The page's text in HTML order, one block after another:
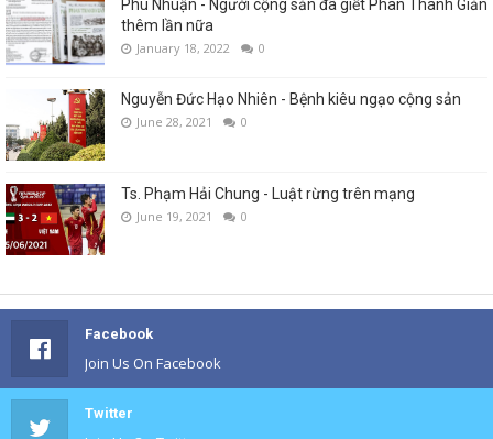
Phú Nhuận - Người cộng sản đã giết Phan Thanh Giản
thêm lần nữa
January 18, 2022 0
Nguyễn Đức Hạo Nhiên - Bệnh kiêu ngạo cộng sản
June 28, 2021 0
Ts. Phạm Hải Chung - Luật rừng trên mạng
June 19, 2021 0
Facebook
Join Us On Facebook
Twitter